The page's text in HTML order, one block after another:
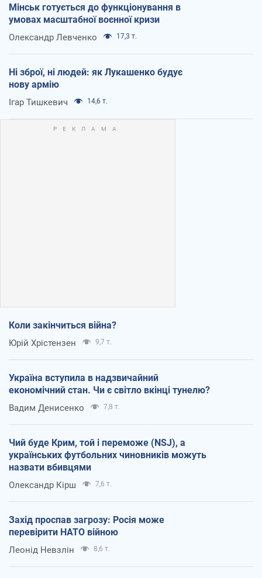
Мінськ готується до функціонування в
умовах масштабної воєнної кризи
Олександр Левченко 17,3 т.
Ні зброї, ні людей: як Лукашенко будує
нову армію
Ігар Тишкевич 14,6 т.
Коли закінчиться війна?
Юрій Хрістензен 9,7 т.
Україна вступила в надзвичайний
економічний стан. Чи є світло вкінці тунелю?
Вадим Денисенко 7,8 т.
Чий буде Крим, той і переможе (NSJ), а
українських футбольних чиновників можуть
назвати вбивцями
Олександр Кірш 7,6 т.
Захід проспав загрозу: Росія може
перевірити НАТО війною
Леонід Невзлін 8,6 т.